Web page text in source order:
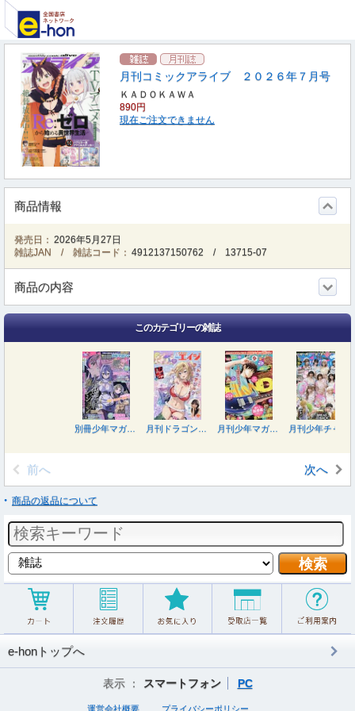
月刊コミックアライブ ２０２６年７月号
ＫＡＤＯＫＡＷＡ
890円
現在ご注文できません
商品情報
発売日： 2026年5月27日
雑誌JAN / 雑誌コード： 4912137150762 / 13715-07
商品の内容
このカテゴリーの雑誌
別冊少年マガジン ２０２６年９月号 月刊少年マガジン ２０２６年９月号
前へ 次へ
商品の返品について
e-honトップへ
表示 ： スマートフォン PC
運営会社概要 プライバシーポリシー